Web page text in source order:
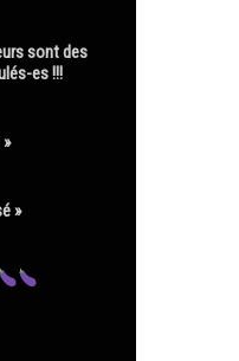
sont des
es !!!
»